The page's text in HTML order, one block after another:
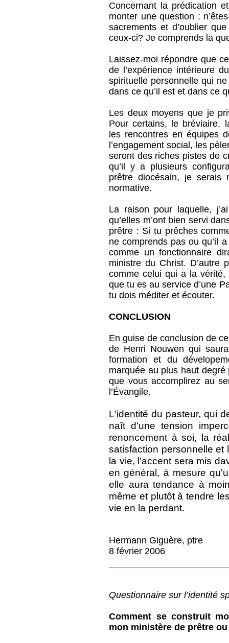
Concernant la prédication
monter une question :
sacrements et d’oublier
ceux-ci? Je comprends la
Laissez-moi répondre que
de l’expérience intérieure
spirituelle personnelle qui
dans ce qu’il est et dans ce
Les deux moyens que je
Pour certains, le bréviaire,
les rencontres en équipes
l’engagement social, les
seront des riches pistes de
qu’il y a plusieurs
prêtre diocésain, je serais
normative.
La raison pour laquelle,
qu’elles m’ont bien servi
prêtre : Si tu prêches
ne comprends pas ou qu’il
comme un fonctionnaire
ministre du Christ.
comme celui qui a la vérité,
que tu es au service d’une
tu dois méditer et écouter.
CONCLUSION
En guise de conclusion de
de Henri Nouwen qui
formation et du
marquée au plus haut
que vous accomplirez au
l’Évangile.
L'identité du pasteur, qui
naît d'une tension
renoncement à soi, la
satisfaction personnelle
la vie, l'accent sera mis
en général, à mesure
elle aura tendance à
même et plutôt à tendre
vie en la perdant.
Hermann Giguère, ptre
8 février 2006
Questionnaire sur l’identité
Comment se construit
mon ministère de prêtre